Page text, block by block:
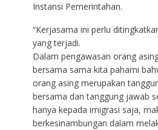
Instansi Pemerintahan.
“Kerjasama ini perlu
yang terjadi.
Dalam pengawasan orang
bersama sama kita pahami
orang asing merupakan
bersama dan tanggung jawab
hanya kepada imigrasi saja,
berkesinambungan dalam